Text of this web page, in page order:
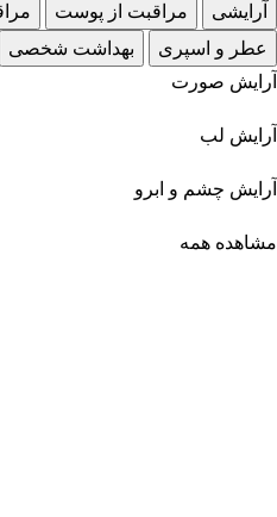
آرایشی
مراقبت از پوست
عطر و اسپری
بهداشت شخصی
آرایش صورت
آرایش لب
آرایش چشم و ابرو
مشاهده همه